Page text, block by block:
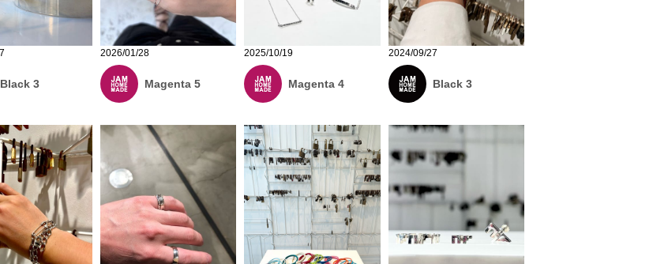
Black 3
2026/01/28
Magenta 5
2025/10/19
Magenta 4
2024/09/27
Black 3